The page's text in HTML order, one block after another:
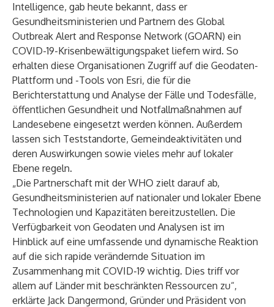
Intelligence, gab heute bekannt, dass er
Gesundheitsministerien und Partnern des Global
Outbreak Alert and Response Network (GOARN) ein
COVID-19-Krisenbewältigungspaket liefern wird. So
erhalten diese Organisationen Zugriff auf die Geodaten-
Plattform und -Tools von Esri, die für die
Berichterstattung und Analyse der Fälle und Todesfälle,
öffentlichen Gesundheit und Notfallmaßnahmen auf
Landesebene eingesetzt werden können. Außerdem
lassen sich Teststandorte, Gemeindeaktivitäten und
deren Auswirkungen sowie vieles mehr auf lokaler
Ebene regeln.
„Die Partnerschaft mit der WHO zielt darauf ab,
Gesundheitsministerien auf nationaler und lokaler Ebene
Technologien und Kapazitäten bereitzustellen. Die
Verfügbarkeit von Geodaten und Analysen ist im
Hinblick auf eine umfassende und dynamische Reaktion
auf die sich rapide verändernde Situation im
Zusammenhang mit COVID-19 wichtig. Dies triff vor
allem auf Länder mit beschränkten Ressourcen zu“,
erklärte Jack Dangermond, Gründer und Präsident von